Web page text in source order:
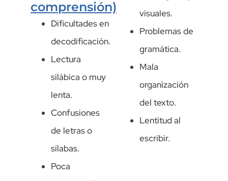
comprensión)
Dificultades en
decodificación.
Lectura
silábica o muy
lenta.
Confusiones
de letras o
sílabas.
Poca
visuales.
Problemas de
gramática.
Mala
organización
del texto.
Lentitud al
escribir.